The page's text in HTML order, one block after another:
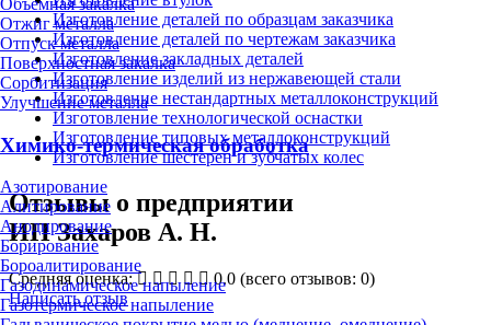
Отжиг металла
Отпуск металла
Поверхностная закалка
Сорбитизация
Улучшение металла
Химико-термическая обработка
Азотирование
Алитирование
Анодирование
Борирование
Бороалитирование
Газодинамическое напыление
Газотермическое напыление
Изготовление деталей по образцам заказчика
Изготовление деталей по чертежам заказчика
Изготовление закладных деталей
Изготовление изделий из нержавеющей стали
Изготовление нестандартных металлоконструкций
Изготовление технологической оснастки
Изготовление типовых металлоконструкций
Изготовление шестерен и зубчатых колес
Отзывы о предприятии
ИП Захаров А. Н.
Средняя оценка: 0.0 (всего отзывов: 0)
Написать отзыв